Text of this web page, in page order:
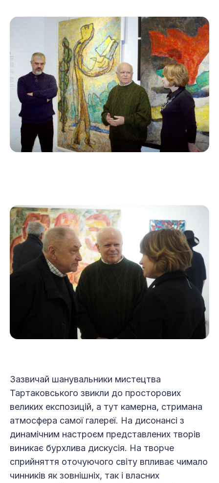
Зазвичай шанувальники мистецтва
Тартаковського звикли до просторових
великих експозицій, а тут камерна, стримана
атмосфера самої галереї. На дисонансі з
динамічним настроєм представлених творів
виникає бурхлива дискусія. На творче
сприйняття оточуючого світу впливає чимало
чинників як зовнішніх, так і власних